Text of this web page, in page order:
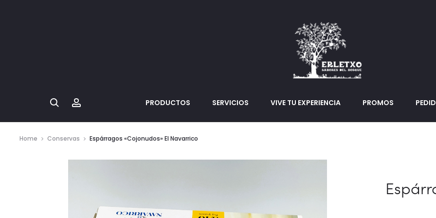
Search PRODUCTOS SERVICIOS VIVE TU EXPERIENCIA PROMOS
Home Conservas Espárragos «Cojonudos» El Navarrico